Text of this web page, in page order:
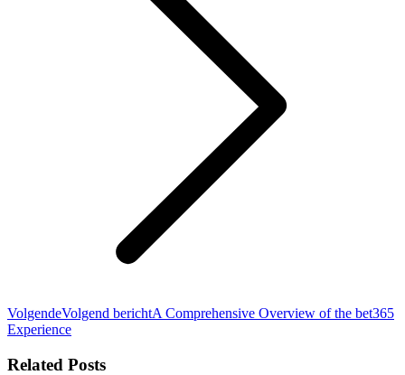
VolgendeVolgend berichtA Comprehensive Overview of the bet365
Experience
Related Posts